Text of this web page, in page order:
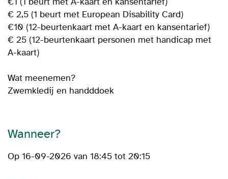
€ 2,5 (1 beurt met European Disability Card)
€10 (12-beurtenkaart met A-kaart en kansentarief)
€ 25 (12-beurtenkaart personen met handicap met
A-kaart)
Wat meenemen?
Zwemkledij en handddoek
Wanneer?
Op 16-09-2026 van 18:45 tot 20:15